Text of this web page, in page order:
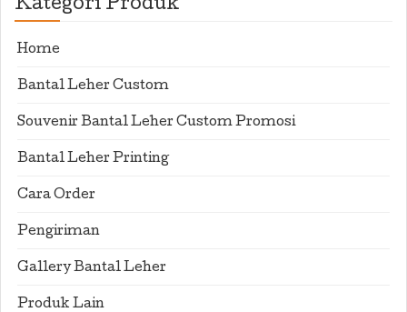
Kategori Produk
Home
Bantal Leher Custom
Souvenir Bantal Leher Custom Promosi
Bantal Leher Printing
Cara Order
Pengiriman
Gallery Bantal Leher
Produk Lain